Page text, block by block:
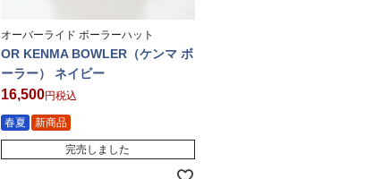
オーバーライド ボーラーハット
OR KENMA BOWLER（ケンマ ボ
ーラー） ネイビー
16,500 税込
春夏 新商品
完売しました